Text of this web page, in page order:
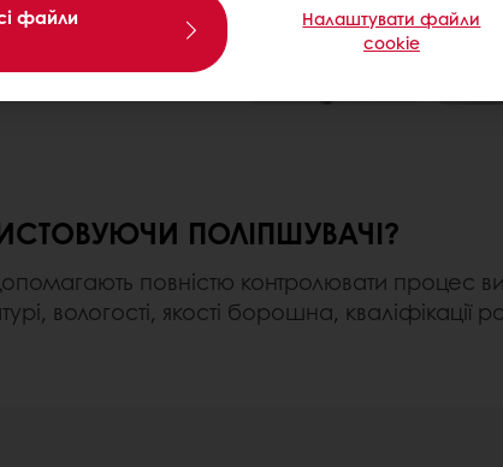
ПОЛІПШУВАЧІ?
повністю контролювати процес
вологості, якості борошна, кваліфікації
файли
Налаштувати файли
cookie